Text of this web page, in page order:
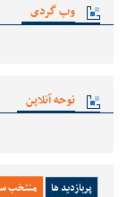
وب گردی
نوحه آنلاین
پربازدید ها منتخب